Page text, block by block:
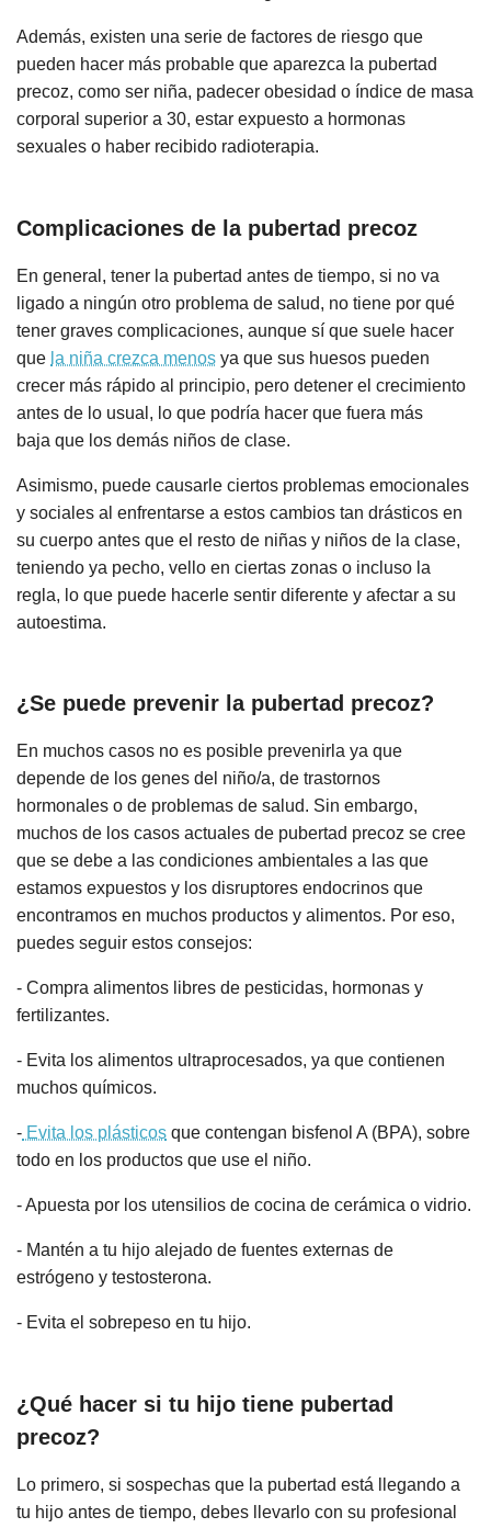
Además, existen una serie de factores de riesgo que
pueden hacer más probable que aparezca la pubertad
precoz, como ser niña, padecer obesidad o índice de masa
corporal superior a 30, estar expuesto a hormonas
sexuales o haber recibido radioterapia.
Complicaciones de la pubertad precoz
En general, tener la pubertad antes de tiempo, si no va
ligado a ningún otro problema de salud, no tiene por qué
tener graves complicaciones, aunque sí que suele hacer
que la niña crezca menos ya que sus huesos pueden
crecer más rápido al principio, pero detener el crecimiento
antes de lo usual, lo que podría hacer que fuera más
baja que los demás niños de clase.
Asimismo, puede causarle ciertos problemas emocionales
y sociales al enfrentarse a estos cambios tan drásticos en
su cuerpo antes que el resto de niñas y niños de la clase,
teniendo ya pecho, vello en ciertas zonas o incluso la
regla, lo que puede hacerle sentir diferente y afectar a su
autoestima.
¿Se puede prevenir la pubertad precoz?
En muchos casos no es posible prevenirla ya que
depende de los genes del niño/a, de trastornos
hormonales o de problemas de salud. Sin embargo,
muchos de los casos actuales de pubertad precoz se cree
que se debe a las condiciones ambientales a las que
estamos expuestos y los disruptores endocrinos que
encontramos en muchos productos y alimentos. Por eso,
puedes seguir estos consejos:
- Compra alimentos libres de pesticidas, hormonas y
fertilizantes.
- Evita los alimentos ultraprocesados, ya que contienen
muchos químicos.
- Evita los plásticos que contengan bisfenol A (BPA), sobre
todo en los productos que use el niño.
- Apuesta por los utensilios de cocina de cerámica o vidrio.
- Mantén a tu hijo alejado de fuentes externas de
estrógeno y testosterona.
- Evita el sobrepeso en tu hijo.
¿Qué hacer si tu hijo tiene pubertad
precoz?
Lo primero, si sospechas que la pubertad está llegando a
tu hijo antes de tiempo, debes llevarlo con su profesional